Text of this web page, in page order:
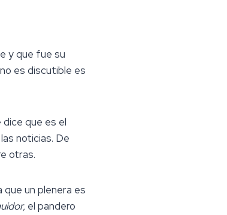
y que fue su
es discutible es
dice que es el
noticias. De
otras.
un plenera es
el pandero